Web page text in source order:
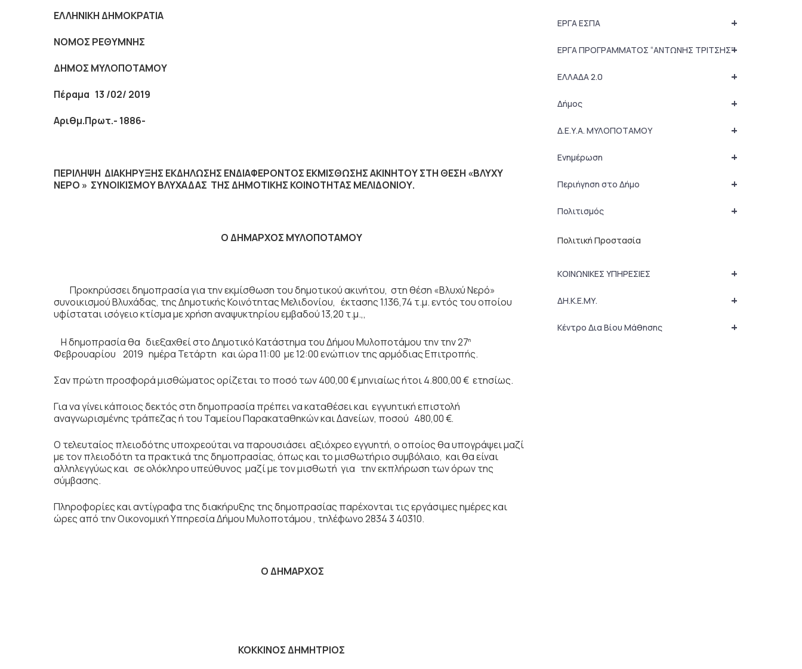
ΕΛΛΗΝΙΚΗ ΔΗΜΟΚΡΑΤΙΑ
ΝΟΜΟΣ ΡΕΘΥΜΝΗΣ
ΔΗΜΟΣ ΜΥΛΟΠΟΤΑΜΟΥ
Πέραμα 13 /02/ 2019
Αριθμ.Πρωτ.- 1886-
ΠΕΡΙΛΗΨΗ ΔΙΑΚΗΡΥΞΗΣ ΕΚΔΗΛΩΣΗΣ ΕΝΔΙΑΦΕΡΟΝΤΟΣ ΕΚΜΙΣΘΩΣΗΣ ΑΚΙΝΗΤΟΥ ΣΤΗ ΘΕΣΗ «ΒΛΥΧΥ
ΝΕΡΟ » ΣΥΝΟΙΚΙΣΜΟΥ ΒΛΥΧΑΔΑΣ ΤΗΣ ΔΗΜΟΤΙΚΗΣ ΚΟΙΝΟΤΗΤΑΣ ΜΕΛΙΔΟΝΙΟΥ.
Ο ΔΗΜΑΡΧΟΣ ΜΥΛΟΠΟΤΑΜΟΥ
Προκηρύσσει δημοπρασία για την εκμίσθωση του δημοτικού ακινήτου, στη θέση «Βλυχύ Νερό»
συνοικισμού Βλυχάδας, της Δημοτικής Κοινότητας Μελιδονίου, έκτασης 1.136,74 τ.μ. εντός του οποίου
υφίσταται ισόγειο κτίσμα με χρήση αναψυκτηρίου εμβαδού 13,20 τ.μ.,,
Η δημοπρασία θα διεξαχθεί στο Δημοτικό Κατάστημα του Δήμου Μυλοποτάμου την την 27η
Φεβρουαρίου 2019 ημέρα Τετάρτη και ώρα 11:00 με 12:00 ενώπιον της αρμόδιας Επιτροπής.
Σαν πρώτη προσφορά μισθώματος ορίζεται το ποσό των 400,00 € μηνιαίως ήτοι 4.800,00 € ετησίως.
Για να γίνει κάποιος δεκτός στη δημοπρασία πρέπει να καταθέσει και εγγυητική επιστολή
αναγνωρισμένης τράπεζας ή του Ταμείου Παρακαταθηκών και Δανείων, ποσού 480,00 €.
Ο τελευταίος πλειοδότης υποχρεούται να παρουσιάσει αξιόχρεο εγγυητή, ο οποίος θα υπογράψει μαζί
με τον πλειοδότη τα πρακτικά της δημοπρασίας, όπως και το μισθωτήριο συμβόλαιο, και θα είναι
αλληλεγγύως και σε ολόκληρο υπεύθυνος μαζί με τον μισθωτή για την εκπλήρωση των όρων της
σύμβασης.
Πληροφορίες και αντίγραφα της διακήρυξης της δημοπρασίας παρέχονται τις εργάσιμες ημέρες και
ώρες από την Οικονομική Υπηρεσία Δήμου Μυλοποτάμου , τηλέφωνο 2834 3 40310.
Ο ΔΗΜΑΡΧΟΣ
ΚΟΚΚΙΝΟΣ ΔΗΜΗΤΡΙΟΣ
+
ΕΡΓΑ ΕΣΠΑ
+
ΕΡΓΑ ΠΡΟΓΡΑΜΜΑΤΟΣ “ΑΝΤΩΝΗΣ ΤΡΙΤΣΗΣ”
+
ΕΛΛΑΔΑ 2.0
+
Δήμος
+
Δ.Ε.Υ.Α. ΜΥΛΟΠΟΤΑΜΟΥ
+
Ενημέρωση
+
Περιήγηση στο Δήμο
+
Πολιτισμός
Πολιτική Προστασία
+
ΚΟΙΝΩΝΙΚΕΣ ΥΠΗΡΕΣΙΕΣ
+
ΔΗ.Κ.Ε.ΜΥ.
+
Κέντρο Δια Βίου Μάθησης